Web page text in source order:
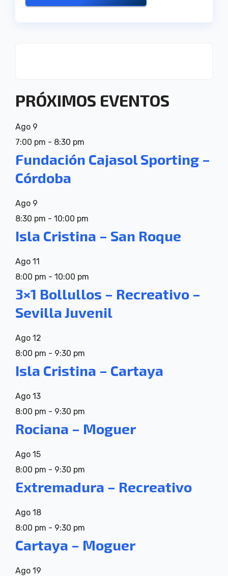
PRÓXIMOS EVENTOS
Ago 9
7:00 pm - 8:30 pm
Fundación Cajasol Sporting –
Córdoba
Ago 9
8:30 pm - 10:00 pm
Isla Cristina – San Roque
Ago 11
8:00 pm - 10:00 pm
3×1 Bollullos – Recreativo –
Sevilla Juvenil
Ago 12
8:00 pm - 9:30 pm
Isla Cristina – Cartaya
Ago 13
8:00 pm - 9:30 pm
Rociana – Moguer
Ago 15
8:00 pm - 9:30 pm
Extremadura – Recreativo
Ago 18
8:00 pm - 9:30 pm
Cartaya – Moguer
Ago 19